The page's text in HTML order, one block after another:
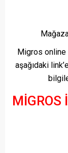
Migros
aşağıdaki
MİGROS